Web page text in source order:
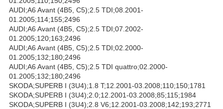
AUDI;A6 Avant (4B5, C5);2.5 TDI;08.2001-
01.2005;114;155;2496
AUDI;A6 Avant (4B5, C5);2.5 TDI;07.2002-
01.2005;120;163;2496
AUDI;A6 Avant (4B5, C5);2.5 TDI;02.2000-
01.2005;132;180;2496
AUDI;A6 Avant (4B5, C5);2.5 TDI quattro;02.2000-
01.2005;132;180;2496
SKODA;SUPERB I (3U4);1.8 T;12.2001-03.2008;110;150;1781
SKODA;SUPERB I (3U4);2.0;12.2001-03.2008;85;115;1984
SKODA;SUPERB I (3U4);2.8 V6;12.2001-03.2008;142;193;2771